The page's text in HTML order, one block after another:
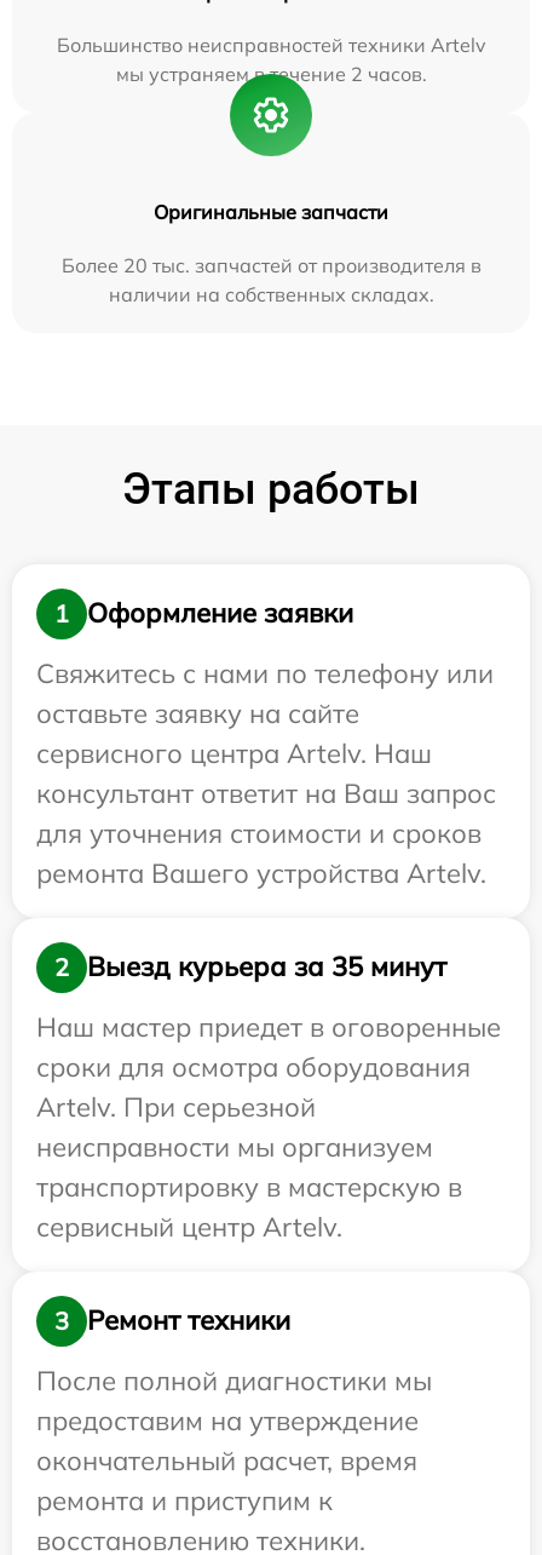
Большинство неисправностей техники Artelv
мы устраняем в течение 2 часов.
Оригинальные запчасти
Более 20 тыс. запчастей от производителя в
наличии на собственных складах.
Этапы работы
1
Оформление заявки
Свяжитесь с нами по телефону или
оставьте заявку на сайте
сервисного центра Artelv. Наш
консультант ответит на Ваш запрос
для уточнения стоимости и сроков
ремонта Вашего устройства Artelv.
2
Выезд курьера за 35 минут
Наш мастер приедет в оговоренные
сроки для осмотра оборудования
Artelv. При серьезной
неисправности мы организуем
транспортировку в мастерскую в
сервисный центр Artelv.
3
Ремонт техники
После полной диагностики мы
предоставим на утверждение
окончательный расчет, время
ремонта и приступим к
восстановлению техники.